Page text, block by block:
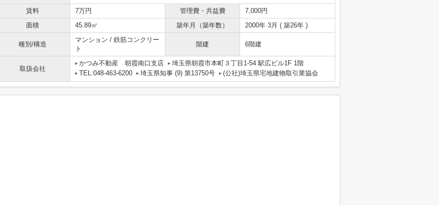
賃料 7万円 管理費・共益費
7,000円
面積
45.89㎡ 築年月（築年数） 2000年 3月 ( 築26年 )
種別/構造
マンション / 鉄筋コンクリー
ト
階建 6階建
取扱会社
かつみ不動産 朝霞南口支店
埼玉県朝霞市本町３丁目1-54 駅広ビル1F 1階
TEL:048-463-6200
埼玉県知事 (9) 第13750号 (公社)埼玉県宅地建物取引業協会